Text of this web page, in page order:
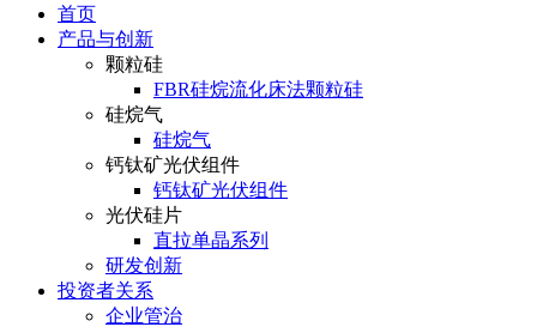
首页
产品与创新
颗粒硅
FBR硅烷流化床法颗粒硅
硅烷气
硅烷气
钙钛矿光伏组件
钙钛矿光伏组件
光伏硅片
直拉单晶系列
研发创新
投资者关系
企业管治